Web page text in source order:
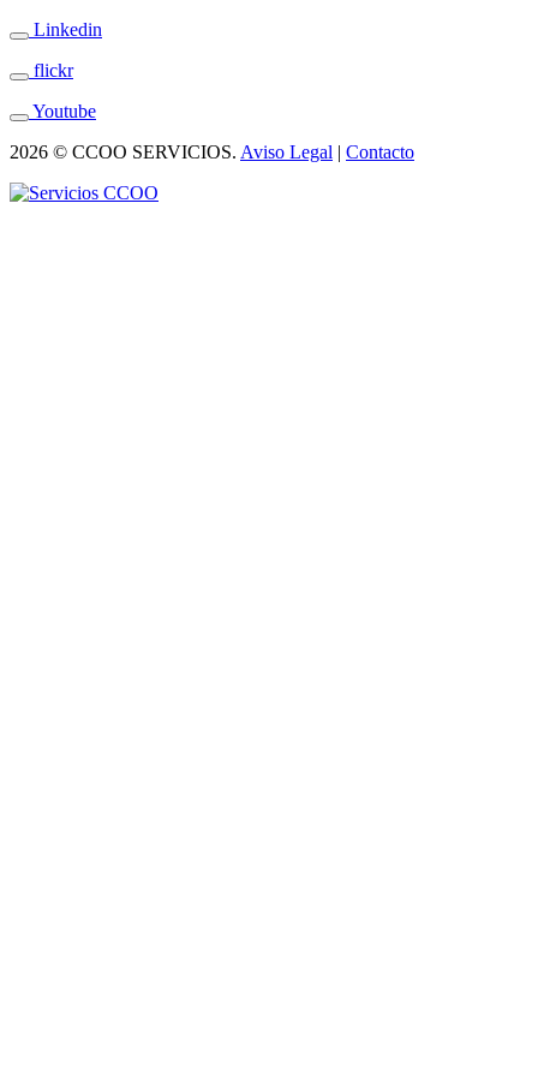
Linkedin
flickr
Youtube
2026 © CCOO SERVICIOS. Aviso Legal | Contacto